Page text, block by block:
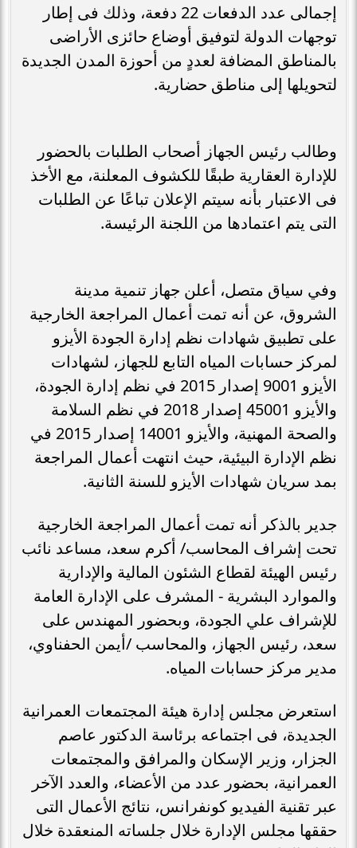
إجمالى عدد الدفعات 22 دفعة، وذلك فى إطار
توجهات الدولة لتوفيق أوضاع حائزى الأراضى
بالمناطق المضافة لعددٍ من أحوزة المدن الجديدة
لتحويلها إلى مناطق حضارية.
وطالب رئيس الجهاز أصحاب الطلبات بالحضور
للإدارة العقارية طبقًا للكشوف المعلنة، مع الأخذ
فى الاعتبار بأنه سيتم الإعلان تباعًا عن الطلبات
التى يتم اعتمادها من اللجنة الرئيسة.
وفي سياق متصل، أعلن جهاز تنمية مدينة
الشروق، عن أنه تمت أعمال المراجعة الخارجية
على تطبيق شهادات نظم إدارة الجودة الأيزو
لمركز حسابات المياه التابع للجهاز، لشهادات
الأيزو 9001 إصدار 2015 في نظم إدارة الجودة،
والأيزو 45001 إصدار 2018 في نظم السلامة
والصحة المهنية، والأيزو 14001 إصدار 2015 في
نظم الإدارة البيئية، حيث انتهت أعمال المراجعة
بمد سريان شهادات الأيزو للسنة الثانية.
جدير بالذكر أنه تمت أعمال المراجعة الخارجية
تحت إشراف المحاسب/ أكرم سعد، مساعد نائب
رئيس الهيئة لقطاع الشئون المالية والإدارية
والموارد البشرية - المشرف على الإدارة العامة
للإشراف علي الجودة، وبحضور المهندس على
سعد، رئيس الجهاز، والمحاسب /أيمن الحفناوي،
مدير مركز حسابات المياه.
استعرض مجلس إدارة هيئة المجتمعات العمرانية
الجديدة، فى اجتماعه برئاسة الدكتور عاصم
الجزار، وزير الإسكان والمرافق والمجتمعات
العمرانية، بحضور عدد من الأعضاء، والعدد الآخر
عبر تقنية الفيديو كونفرانس، نتائج الأعمال التى
حققها مجلس الإدارة خلال جلساته المنعقدة خلال